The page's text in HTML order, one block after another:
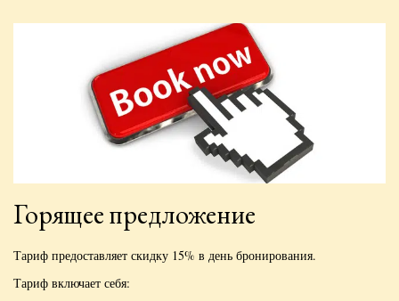
Горящее предложение
Тариф предоставляет скидку 15% в день бронирования.
Тариф включает себя: